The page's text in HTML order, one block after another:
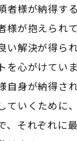
様が納得す
様が抱えられ
解決が得ら
を心がけてい
身が納得され
ていくために
、それぞれに